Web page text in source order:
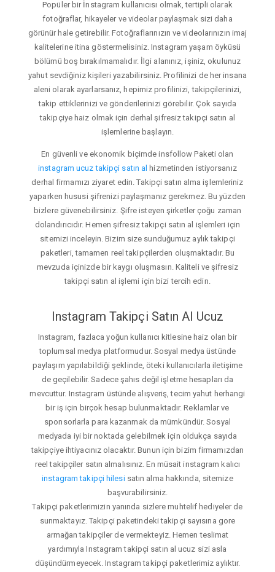
Popüler bir İnstagram kullanıcısı olmak, tertipli olarak
fotoğraflar, hikayeler ve videolar paylaşmak sizi daha
görünür hale getirebilir. Fotoğraflarınızın ve videolarınızın imaj
kalitelerine itina göstermelisiniz. Instagram yaşam öyküsü
bölümü boş bırakılmamalıdır. İlgi alanınız, işiniz, okulunuz
yahut sevdiğiniz kişileri yazabilirsiniz. Profilinizi de her insana
aleni olarak ayarlarsanız, hepimiz profilinizi, takipçilerinizi,
takip ettiklerinizi ve gönderilerinizi görebilir. Çok sayıda
takipçiye haiz olmak için derhal şifresiz takipçi satın al
işlemlerine başlayın.
En güvenli ve ekonomik biçimde insfollow Paketi olan
instagram ucuz takipçi satın al hizmetinden istiyorsanız
derhal firmamızı ziyaret edin. Takipçi satın alma işlemleriniz
yaparken hususi şifrenizi paylaşmanız gerekmez. Bu yüzden
bizlere güvenebilirsiniz. Şifre isteyen şirketler çoğu zaman
dolandırıcıdır. Hemen şifresiz takipçi satın al işlemleri için
sitemizi inceleyin. Bizim size sunduğumuz aylık takipçi
paketleri, tamamen reel takipçilerden oluşmaktadır. Bu
mevzuda içinizde bir kaygı oluşmasın. Kaliteli ve şifresiz
takipçi satın al işlemi için bizi tercih edin.
Instagram Takipçi Satın Al Ucuz
Instagram, fazlaca yoğun kullanıcı kitlesine haiz olan bir
toplumsal medya platformudur. Sosyal medya üstünde
paylaşım yapılabildiği şeklinde, öteki kullanıcılarla iletişime
de geçilebilir. Sadece şahıs değil işletme hesapları da
mevcuttur. Instagram üstünde alışveriş, tecim yahut herhangi
bir iş için birçok hesap bulunmaktadır. Reklamlar ve
sponsorlarla para kazanmak da mümkündür. Sosyal
medyada iyi bir noktada gelebilmek için oldukça sayıda
takipçiye ihtiyacınız olacaktır. Bunun için bizim firmamızdan
reel takipçiler satın almalısınız. En müsait instagram kalıcı
instagram takipçi hilesisatın alma hakkında, sitemize
başvurabilirsiniz.
Takipçi paketlerimizin yanında sizlere muhtelif hediyeler de
sunmaktayız. Takipçi paketindeki takipçi sayısına gore
armağan takipçiler de vermekteyiz. Hemen teslimat
yardımıyla Instagram takipçi satın al ucuz sizi asla
düşündürmeyecek. Instagram takipçi paketlerimiz aylıktır.